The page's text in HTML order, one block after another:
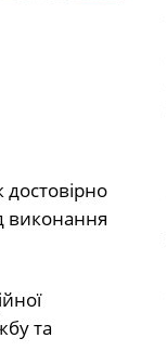
виконання
та